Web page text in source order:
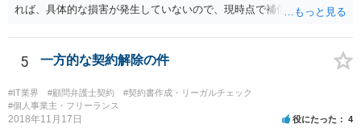
れば、具体的な損害が発生していないので、現時点で補償の必要はあ
補償し、その補償分を損害として外注先に賠償請求することになるで
しょう。
5 一方的な契約解除の件
#IT業界 #顧問弁護士契約
#契約書作成・リーガルチェック
#個人事業主・フリーランス
2018年11月17日 役にたった 4